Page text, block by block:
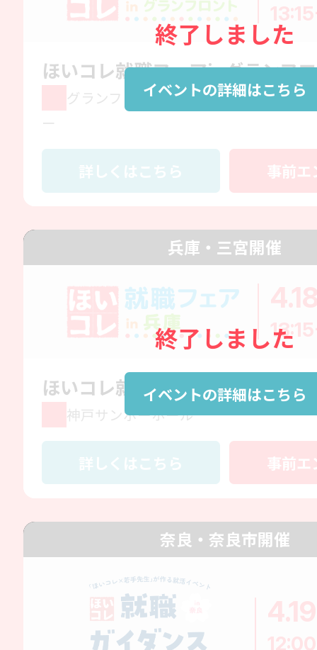
終了しました
イベントの詳細はこちら
ほいコレ就職フェアinグランフ
グランフロント大阪 コングレコンベン
ー
詳しくはこちら 事前エ
終了しました
イベントの詳細はこちら
兵庫・三宮開催
ほいコレ就職フェアin兵庫
神戸サンボーホール
詳しくはこちら 事前エ
奈良・奈良市開催
4.19